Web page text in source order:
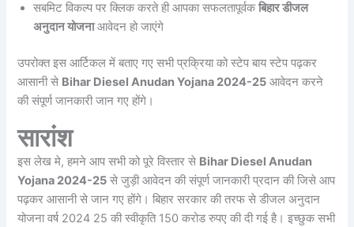
सबमिट विकल्प पर क्लिक करते ही आपका सफलतापूर्वकबिहार डीजल
अनुदान योजनाआवेदन हो जाएंगे
उपरोक्त इस आर्टिकल में बताए गए सभी प्रक्रिया को स्टेप बाय स्टेप पढ़कर
आसानी से Bihar Diesel Anudan Yojana 2024-25 आवेदन करने
की संपूर्ण जानकारी जान गए होंगे।
सारांश
इस लेख मे, हमने आप सभी को पूरे विस्तार से Bihar Diesel Anudan
Yojana 2024-25 से जुड़ी आवेदन की संपूर्ण जानकारी प्रदान की जिसे आप
पढ़कर आसानी से जान गए होंगे। बिहार सरकार की तरफ से डीजल अनुदान
योजना वर्ष 2024 25 की स्वीकृति 150 करोड रुपए की दी गई है। इच्छुक सभी